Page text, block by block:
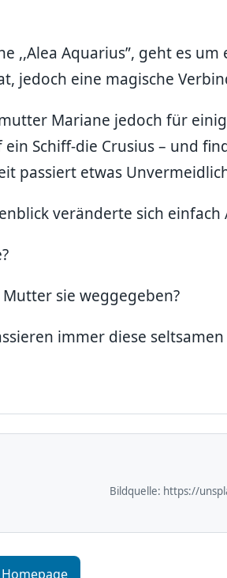
,,Alea Aquarius”, geht es
jedoch eine magische
Mariane jedoch für
ein Schiff-die Crusius – und
passiert etwas
veränderte sich
sie weggegeben?
immer diese
Bildquelle: https://